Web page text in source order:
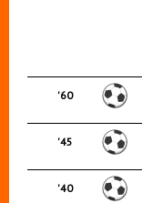
'60
'45
'40